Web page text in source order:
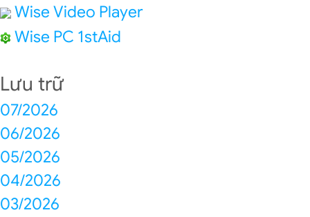
Wise Video Player
Wise PC 1stAid
Lưu trữ
07/2026
06/2026
05/2026
04/2026
03/2026